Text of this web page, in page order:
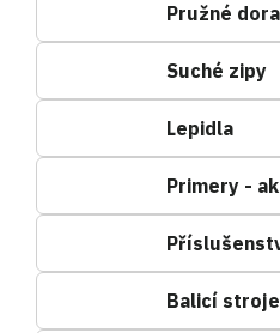
Pružné
Suché zipy
Lepidla
Primery -
Balicí